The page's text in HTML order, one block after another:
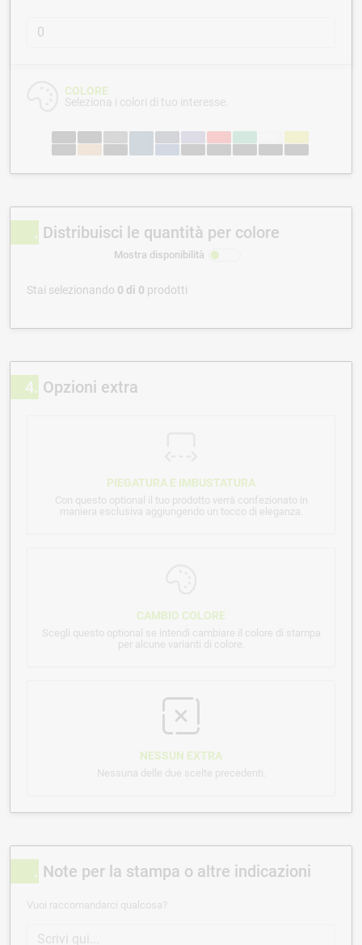
COLORE
Seleziona i colori di tuo interesse.
Distribuisci le quantità per colore
Mostra disponibilità
Stai selezionando 0 di 0 prodotti
4 Opzioni extra
PIEGATURA E IMBUSTATURA
Con questo optional il tuo prodotto verrà confezionato in
maniera esclusiva aggiungendo un tocco di eleganza.
CAMBIO COLORE
Scegli questo optional se intendi cambiare il colore di stampa
per alcune varianti di colore.
NESSUN EXTRA
Nessuna delle due scelte precedenti.
Note per la stampa o altre indicazioni
Vuoi raccomandarci qualcosa?